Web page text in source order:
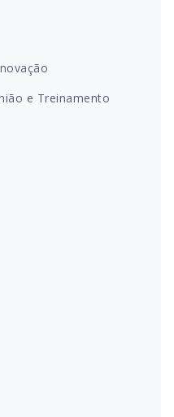
e Treinamento